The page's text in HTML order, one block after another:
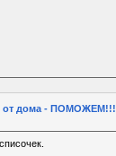
от дома - ПОМОЖЕМ!!!